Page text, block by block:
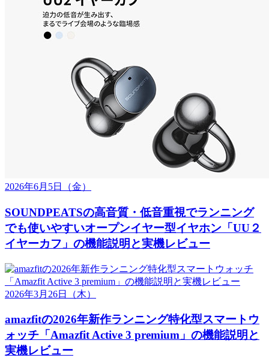
2026年6月5日 （金）
SOUNDPEATSの高音質・低音重視でランニング
でも使いやすいオープンイヤー型イヤホン「UU２
イヤーカフ」の機能説明と実機レビュー
2026年3月26日 （木）
amazfitの2026年新作ランニング特化型スマートウ
ォッチ「Amazfit Active 3 premium」の機能説明と
実機レビュー